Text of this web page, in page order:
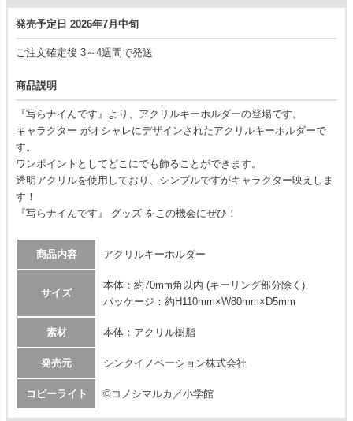
発売予定日 2026年7月中旬
ご注文確定後 3～4週間で発送
商品説明
『写らナイんです』より、アクリルキーホルダーの登場です。
キャラクター がオシャレにデザインされたアクリルキーホルダーで
す。
ワンポイントとしてどこにでも飾ることができます。
透明アクリルを使用しており、シンプルですがキャラクター映えしま
す！
『写らナイんです』 グッズ をこの機会にぜひ！
商品内容 アクリルキーホルダー
サイズ
本体：約70mm角以内 (キーリング部分除く)
パッケージ：約H110mm×W80mm×D5mm
素材 本体：アクリル樹脂
発売元 シンクイノベーション株式会社
コピーライト ©コノシマルカ／小学館